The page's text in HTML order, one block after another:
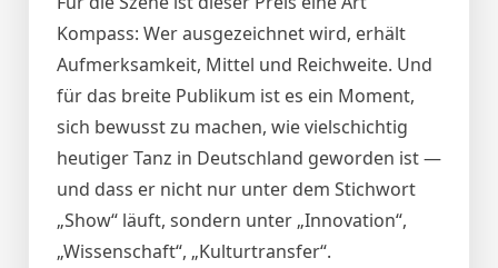
Kompass: Wer ausgezeichnet wird, erhält
Aufmerksamkeit, Mittel und Reichweite. Und
für das breite Publikum ist es ein Moment,
sich bewusst zu machen, wie vielschichtig
heutiger Tanz in Deutschland geworden ist —
und dass er nicht nur unter dem Stichwort
„Show“ läuft, sondern unter „Innovation“,
„Wissenschaft“, „Kulturtransfer“.